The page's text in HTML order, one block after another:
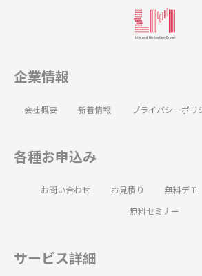
企業情報
会社概要 新着情報 プライバシーポリ
各種お申込み
お問い合わせ お見積り 無料デモ
無料セミナー
サービス詳細